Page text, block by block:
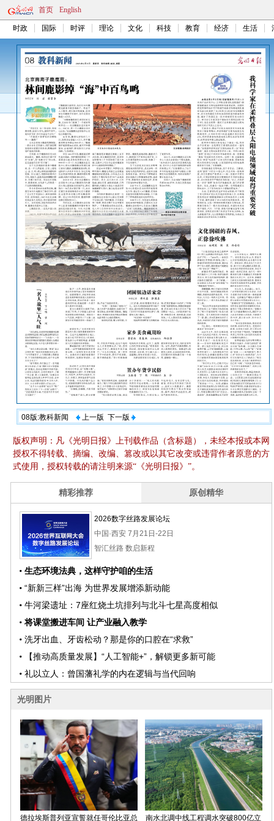
首页 English
时政 国际 时评 理论 文化 科技 教育 经济 生活
08版:教科新闻 上一版 下一版
版权声明：凡《光明日报》上刊载作品（含标题），未经本报或本网
授权不得转载、摘编、改编、篡改或以其它改变或违背作者原意的方
式使用，授权转载的请注明来源“《光明日报》”。